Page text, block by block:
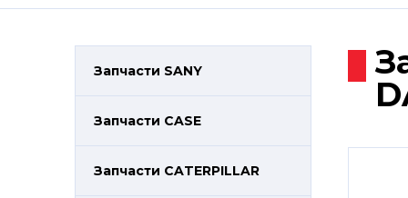
Запчасти SANY
Запчасти CASE
Запчасти CATERPILLAR